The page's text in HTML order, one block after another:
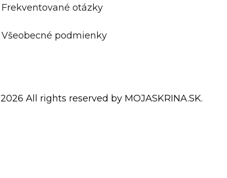
Frekventované otázky
Všeobecné podmienky
All rights reserved by MOJASKRINA.SK.